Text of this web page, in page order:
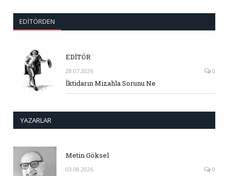
EDITÖRDEN
EDİTÖR
28.07.2026 0
İktidarın Mizahla Sorunu Ne
YAZARLAR
Metin Göksel
03.08.2026 0